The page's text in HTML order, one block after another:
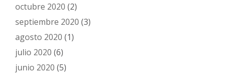
octubre 2020 (2)
septiembre 2020 (3)
agosto 2020 (1)
julio 2020 (6)
junio 2020 (5)